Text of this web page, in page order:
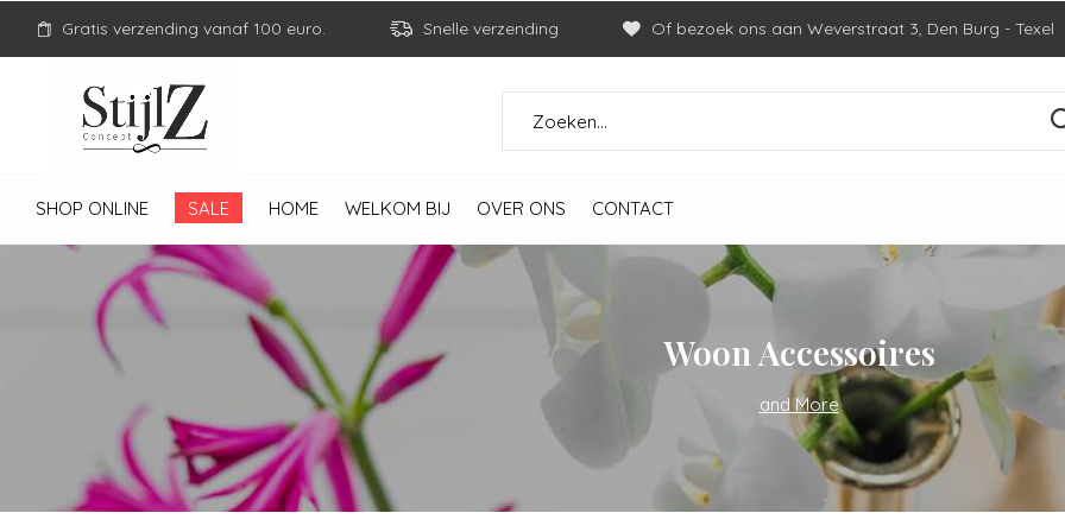
SHOP ONLINE SALE HOME WELKOM BIJ OVER ONS CONTACT
Gratis verzending vanaf 100 euro. Snelle verzending Of bezoek ons aan Weverstraat 3, Den Burg - Texel
Woon Accessoires
and More